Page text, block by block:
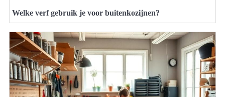
Welke verf gebruik je voor buitenkozijnen?